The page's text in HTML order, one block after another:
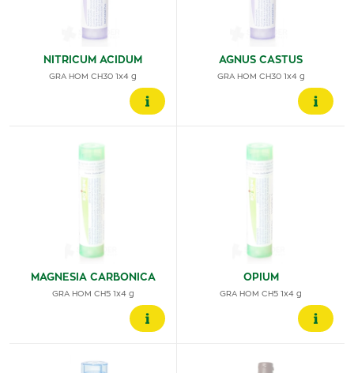
NITRICUM ACIDUM
GRA HOM CH30 1x4 g
AGNUS CASTUS
GRA HOM CH30 1x4 g
MAGNESIA CARBONICA
GRA HOM CH5 1x4 g
OPIUM
GRA HOM CH5 1x4 g